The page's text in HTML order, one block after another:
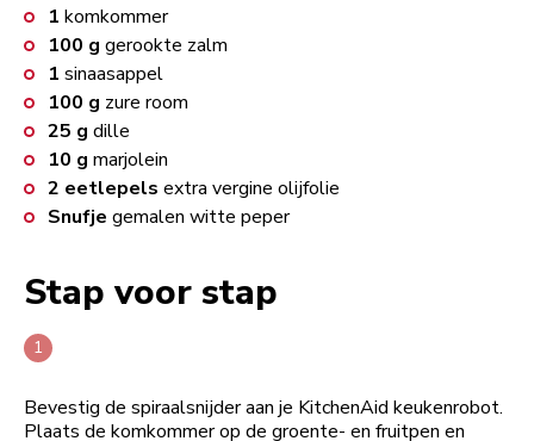
1 komkommer
100 g gerookte zalm
1 sinaasappel
100 g zure room
25 g dille
10 g marjolein
2 eetlepels extra vergine olijfolie
Snufje gemalen witte peper
Stap voor stap
Bevestig de spiraalsnijder aan je KitchenAid keukenrobot.
Plaats de komkommer op de groente- en fruitpen en